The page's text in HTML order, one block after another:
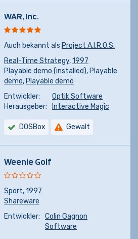
WAR, Inc.
Auch bekannt als Project A.I.R.O.S.
Real-Time Strategy,1997
Playable demo (installed), Playable
demo, Playable demo
Entwickler:
Optik Software
Herausgeber:
Interactive Magic
DOSBox Gewalt
Weenie Golf
Sport,1997
Shareware
Entwickler:
Colin Gagnon
Software